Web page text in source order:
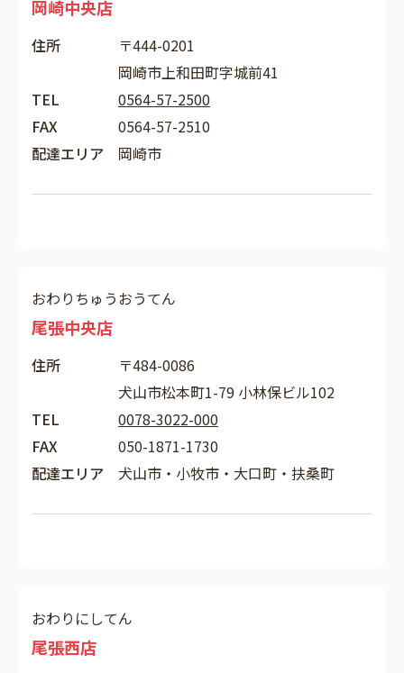
岡崎中央店
住所
〒444-0201
岡崎市上和田町字城前41
TEL
0564-57-2500
FAX
0564-57-2510
配達エリア
岡崎市
おわりちゅうおうてん
尾張中央店
住所
〒484-0086
犬山市松本町1-79 小林保ビル102
TEL
0078-3022-000
FAX
050-1871-1730
配達エリア
犬山市・小牧市・大口町・扶桑町
おわりにしてん
尾張西店